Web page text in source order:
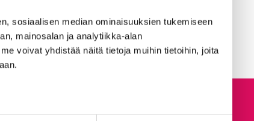
sosiaalisen median ominaisuuksien tukemiseen
mainosalan ja analytiikka-alan
voivat yhdistää näitä tietoja muihin tietoihin, joita